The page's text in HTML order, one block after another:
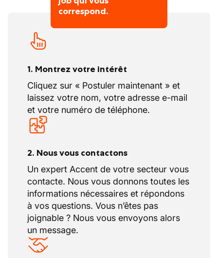
correspond.
1. Montrez votre intérêt
Cliquez sur « Postuler maintenant » et
laissez votre nom, votre adresse e-mail
et votre numéro de téléphone.
2. Nous vous contactons
Un expert Accent de votre secteur vous
contacte. Nous vous donnons toutes les
informations nécessaires et répondons
à vos questions. Vous n’êtes pas
joignable ? Nous vous envoyons alors
un message.